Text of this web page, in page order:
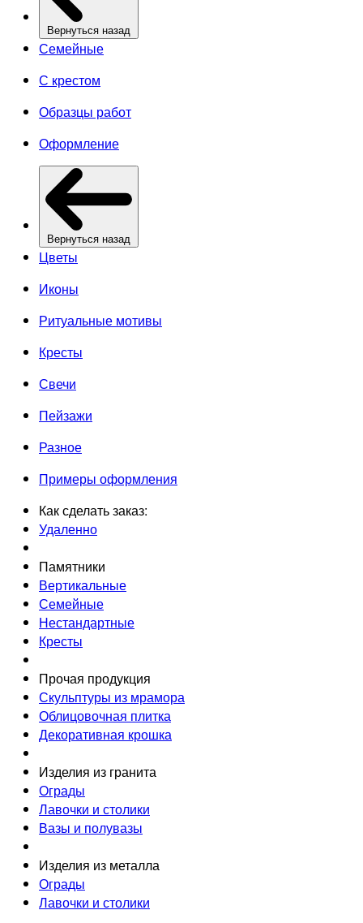
Вернуться назад
Семейные
С крестом
Образцы работ
Оформление
Вернуться назад
Цветы
Иконы
Ритуальные мотивы
Кресты
Свечи
Пейзажи
Разное
Примеры оформления
Как сделать заказ:
Удаленно
Памятники
Вертикальные
Семейные
Нестандартные
Кресты
Прочая продукция
Скульптуры из мрамора
Облицовочная плитка
Декоративная крошка
Изделия из гранита
Ограды
Лавочки и столики
Вазы и полувазы
Изделия из металла
Ограды
Лавочки и столики